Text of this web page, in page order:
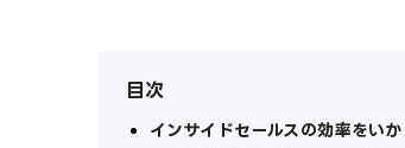
目次
インサイドセールスの効率をい